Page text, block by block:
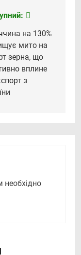
на 130%
мито на
зерна, що
вплине
з